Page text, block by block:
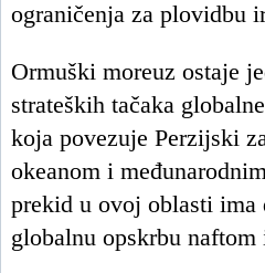
ograničenja za plovidbu
Ormuški moreuz ostaje
strateških tačaka
koja povezuje Perzijski
okeanom i
prekid u ovoj oblasti ima
globalnu opskrbu